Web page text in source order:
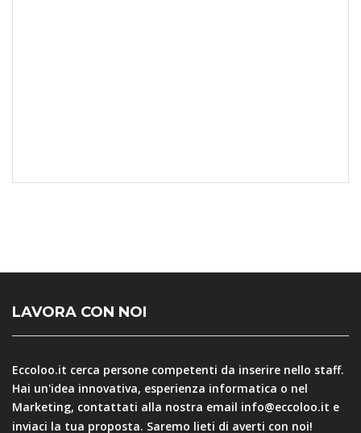
LAVORA CON NOI
Eccoloo.it cerca persone competenti da inserire nello staff.
Hai un'idea innovativa, esperienza informatica o nel
Marketing, contattati alla nostra email info@eccoloo.it e
inviaci la tua proposta. Saremo lieti di averti con noi!